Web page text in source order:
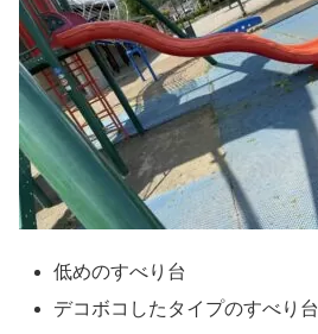
低めのすべり台
デコボコしたタイプのすべり台